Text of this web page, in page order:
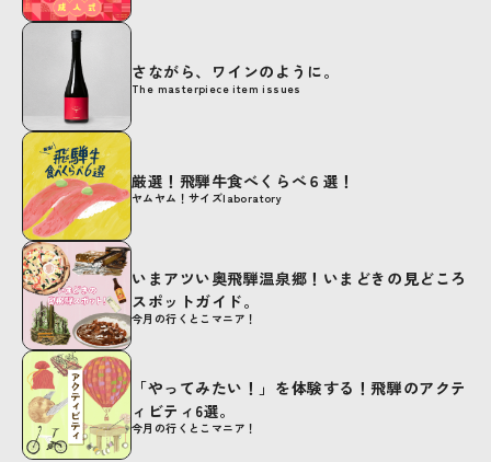
The masterpiece item issues
さながら、ワインのように。
ヤムヤム！サイズlaboratory
厳選！飛騨牛食べくらべ６選！
今月の行くとこマニア！
いまアツい奥飛騨温泉郷！いまどきの見どころ
スポットガイド。
今月の行くとこマニア！
「やってみたい！」を体験する！飛騨のアクテ
ィビティ6選。